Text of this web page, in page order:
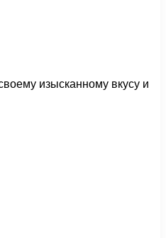
изысканному вкусу и